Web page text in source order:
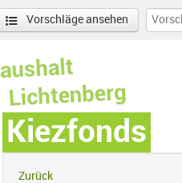
Vorschläge ansehen
Kiezfonds
Zurück